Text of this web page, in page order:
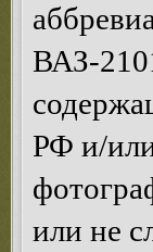
ВАЗ-
РФ и/
или не